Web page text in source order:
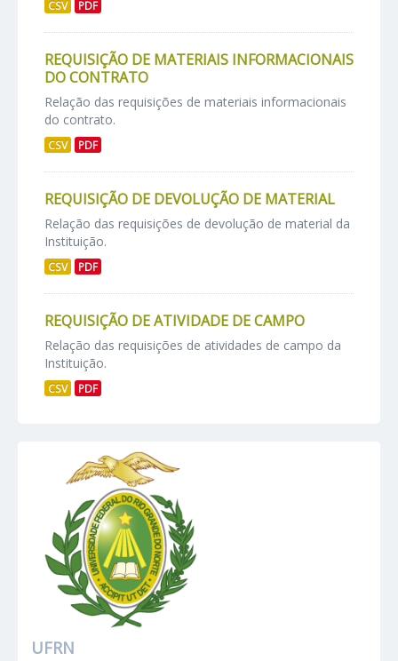
CSV PDF
REQUISIÇÃO DE MATERIAIS INFORMACIONAIS
DO CONTRATO
Relação das requisições de materiais informacionais
do contrato.
CSV PDF
REQUISIÇÃO DE DEVOLUÇÃO DE MATERIAL
Relação das requisições de devolução de material da
Instituição.
CSV PDF
REQUISIÇÃO DE ATIVIDADE DE CAMPO
Relação das requisições de atividades de campo da
Instituição.
CSV PDF
UFRN